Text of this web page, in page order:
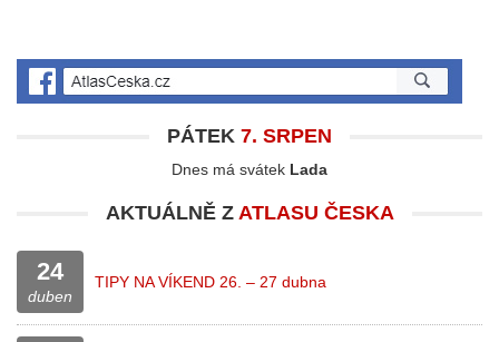
PÁTEK 7. SRPEN
Dnes má svátek Lada
AKTUÁLNĚ Z ATLASU ČESKA
24
duben
TIPY NA VÍKEND 26. – 27 dubna